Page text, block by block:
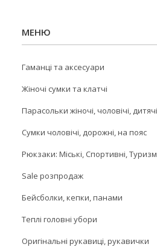
Гаманці та аксесуари
Жіночі сумки та клатчі
Парасольки жіночі, чоловічі, дитячі
Сумки чоловічі, дорожні, на пояс
Рюкзаки: Міські, Спортивні, Туризм
Sale розпродаж
Бейсболки, кепки, панами
Теплі головні убори
Оригінальні рукавиці, рукавички